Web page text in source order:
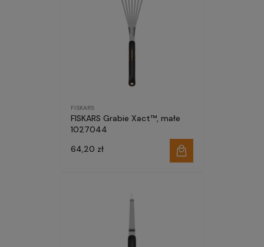
FISKARS
FISKARS Grabie Xact™, małe
1027044
64,20 zł